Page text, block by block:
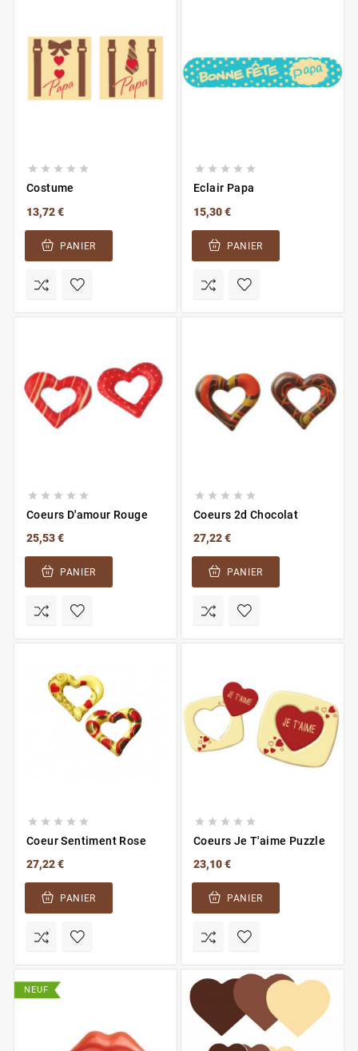
    
Costume
13,72 €
PANIER
    
Eclair Papa
15,30 €
PANIER
    
Coeurs D'amour Rouge
25,53 €
PANIER
    
Coeurs 2d Chocolat
27,22 €
PANIER
    
Coeur Sentiment Rose
27,22 €
PANIER
    
Coeurs Je T'aime Puzzle
23,10 €
PANIER
NEUF